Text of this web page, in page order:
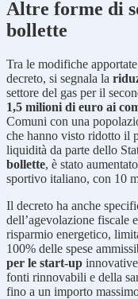
Altre forme di
bollette
Tra le modifiche
decreto, si segnala la
settore del gas per il
1,5 milioni di euro ai
Comuni con una
che hanno visto ridotto il
liquidità da parte dello
bollette, è stato
sportivo italiano, con 10
Il decreto ha anche
dell’agevolazione fiscale
risparmio energetico,
100% delle spese
per le start-up
fonti rinnovabili e della
fino a un importo